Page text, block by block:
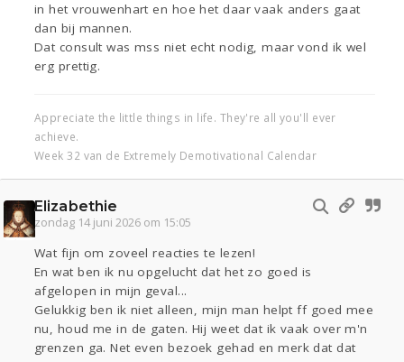
in het vrouwenhart en hoe het daar vaak anders gaat
dan bij mannen.
Dat consult was mss niet echt nodig, maar vond ik wel
erg prettig.
Appreciate the little things in life. They're all you'll ever
achieve.
Week 32 van de Extremely Demotivational Calendar
Elizabethie
zondag 14 juni 2026 om 15:05
Wat fijn om zoveel reacties te lezen!
En wat ben ik nu opgelucht dat het zo goed is
afgelopen in mijn geval...
Gelukkig ben ik niet alleen, mijn man helpt ff goed mee
nu, houd me in de gaten. Hij weet dat ik vaak over m'n
grenzen ga. Net even bezoek gehad en merk dat dat